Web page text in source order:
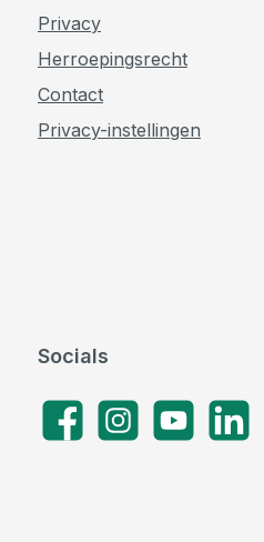
Privacy
Herroepingsrecht
Contact
Privacy-instellingen
Socials
FacebookInstagramYouTubeLinkedIn